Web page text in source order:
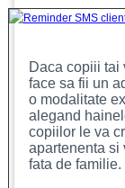
Daca copiii tai
face sa fii un
o modalitate
alegand
copiilor le va
apartenenta si
fata de familie.